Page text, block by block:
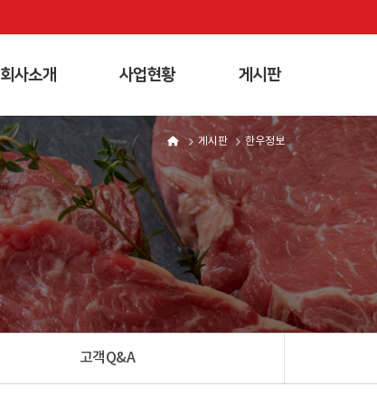
회사소개 사업현황 게시판
게시판 한우정보
고객Q&A